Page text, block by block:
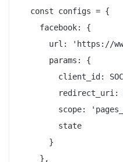
  const configs = {
    facebook: {
url: 'https://
      params: {
client_id:
redirect_uri:
scope:
        state
      }
    },